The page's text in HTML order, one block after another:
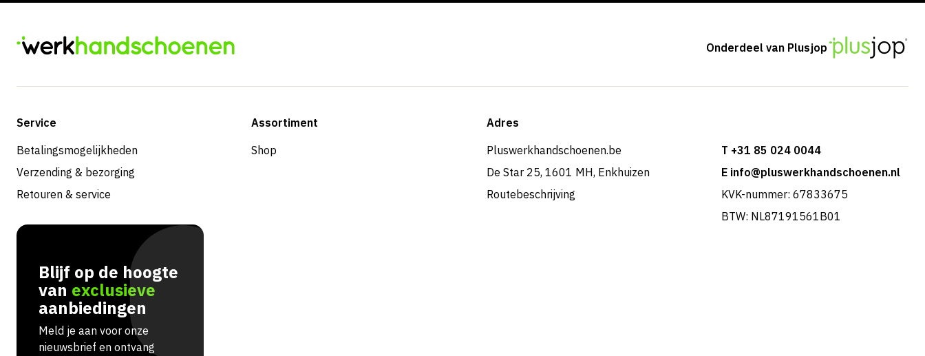
Onderdeel van Plusjop
Service
Betalingsmogelijkheden
Verzending & bezorging
Retouren & service
Assortiment
Shop
Adres
Pluswerkhandschoenen.be
De Star 25, 1601 MH, Enkhuizen
Routebeschrijving
T +31 85 024 0044
E info@pluswerkhandschoenen.nl
KVK-nummer: 67833675
BTW: NL87191561B01
Blijf op de hoogte
van exclusieve
aanbiedingen
Meld je aan voor onze
nieuwsbrief en ontvang